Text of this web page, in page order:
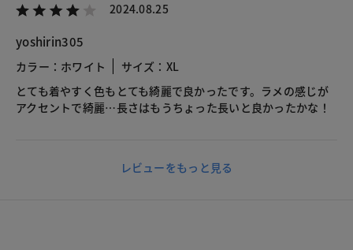
2024.08.25
yoshirin305
カラー：ホワイト
サイズ：XL
とても着やすく色もとても綺麗で良かったです。ラメの感じが
アクセントで綺麗…長さはもうちょった長いと良かったかな！
レビューをもっと見る